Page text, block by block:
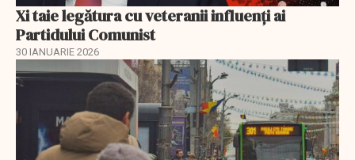
Xi taie legătura cu veteranii influenți ai
Partidului Comunist
30 IANUARIE 2026